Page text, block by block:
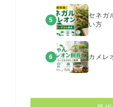
5
セネガ
い方
6 カメレ